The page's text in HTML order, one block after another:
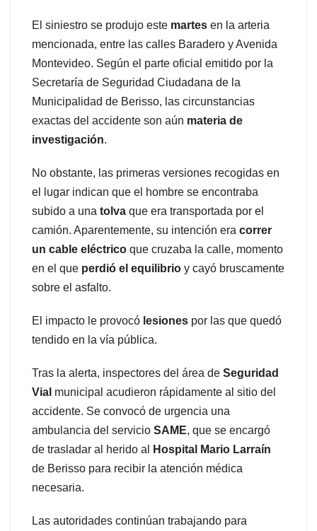
El siniestro se produjo este martes en la arteria
mencionada, entre las calles Baradero y Avenida
Montevideo. Según el parte oficial emitido por la
Secretaría de Seguridad Ciudadana de la
Municipalidad de Berisso, las circunstancias
exactas del accidente son aún materia de
investigación.
No obstante, las primeras versiones recogidas en
el lugar indican que el hombre se encontraba
subido a una tolva que era transportada por el
camión. Aparentemente, su intención era correr
un cable eléctrico que cruzaba la calle, momento
en el que perdió el equilibrio y cayó bruscamente
sobre el asfalto.
El impacto le provocó lesiones por las que quedó
tendido en la vía pública.
Tras la alerta, inspectores del área de Seguridad
Vial municipal acudieron rápidamente al sitio del
accidente. Se convocó de urgencia una
ambulancia del servicio SAME, que se encargó
de trasladar al herido al
Hospital Mario Larraín
de Berisso para recibir la atención médica
necesaria.
Las autoridades continúan trabajando para